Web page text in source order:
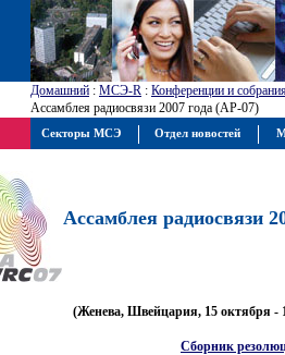
Домашний : МСЭ-R : Конференции и
Ассамблея радиосвязи 2007 года (АР-07)
Ассамблея радиосвязи
(Женева, Швейцария, 15 октября -
Сборник
Секторы МСЭ Отдел новостей